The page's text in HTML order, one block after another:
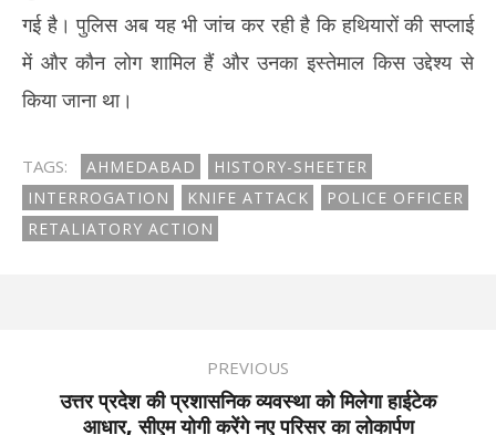
गई है। पुलिस अब यह भी जांच कर रही है कि हथियारों की सप्लाई
में और कौन लोग शामिल हैं और उनका इस्तेमाल किस उद्देश्य से
किया जाना था।
TAGS: AHMEDABAD
HISTORY-SHEETER
INTERROGATION
KNIFE ATTACK
POLICE OFFICER
RETALIATORY ACTION
PREVIOUS
उत्तर प्रदेश की प्रशासनिक व्यवस्था को मिलेगा हाईटेक
आधार, सीएम योगी करेंगे नए परिसर का लोकार्पण